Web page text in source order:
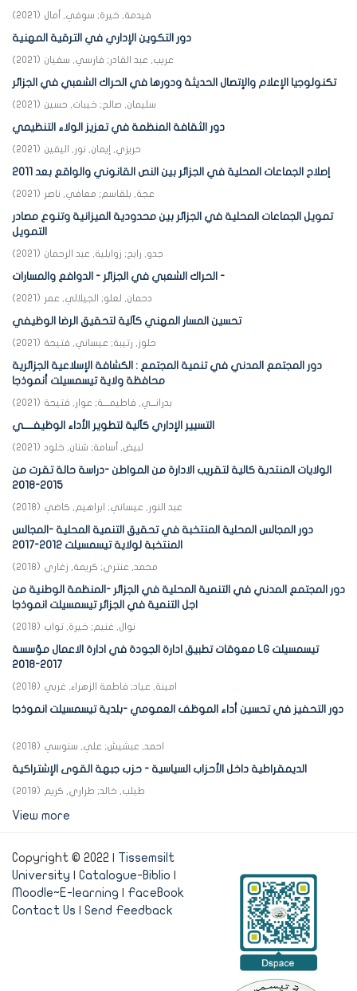
فيدمة, خيرة; سوفي, أمال (
2021
)
دور التكوين الإداري في الترقية المهنية
عريب, عبد القادر ; فارسي, سفيان (
2021
)
تكنولوجيا الإعلام والإتصال الحديثة ودورها في الحراك الشعبي في الجزائر
سليمان, صالح ; خيبات, حسين (
2021
)
دور الثقافة المنظمة في تعزيز الولاء التنظيمي
حريزي, إيمان, نور, اليقين (
2021
)
إصلاح الجماعات المحلية في الجزائر بين النص القانوني والواقع بعد 2011
عجة, بلقاسم ; معافي, ناصر (
2021
)
تمويل الجماعات المحلية في الجزائر بين محدودية الميزانية وتنوع مصادر
التمويل
جدو, رابح ; زوابلية, عبد الرحمان (
2021
)
الحراك الشعبي في الجزائر - الدوافع والمسارات -
دحمان, لعلو; الجيلالي, عمر (
2021
)
تحسين المسار المهني كآلية لتحقيق الرضا الوظيفي
حلوز, رتيبة; عيساني, فتيحة (
2021
)
دور المجتمع المدني في تنمية المجتمع : الكشافة الإسلاعية الجزائرية
محافظة ولاية تيسمسيلت أنموذجا
بدرانـــي, فاطيمــــة; عوار, فتيحة (
2021
)
التسيير الإداري كآلية لتطوير الأداء الوظيفــــي
لبيض, أسامة; شنان, خلود (
2021
)
الولايات المنتدبة كالية لتقريب الادارة من المواطن -دراسة حالة تقرت من
2015-2018
عبد النور, عيساني; ابراهيم, كاضي (
2018
)
دور المجالس المحلية المنتخبة في تحقيق التنمية المحلية -المجالس
المنتخبة لولاية تيسمسيلت 2012-2017
محمد, عنتري; كريمة, زغاري (
2018
)
دور المجتمع المدني في التنمية المحلية في الجزائر -المنظمة الوطنية من
اجل التنمية في الجزائر تيسمسيلت انموذجا
نوال, غنيم ; خيرة, تواب (
2018
)
معوقات تطبيق ادارة الجودة في ادارة الاعمال مؤسسة LG تيسمسيلت
2017-2018
امينة, عياد; فاطمة الزهراء, غربي (
2018
)
دور التحفيز في تحسين أداء الموظف العمومي -بلدية تيسمسيلت انموذجا
احمد, عبشيش; علي, سنوسي (
2018
)
الديمقراطية داخل الأحزاب السياسية - حزب جبهة القوى الإشتراكية
طيلب, خالد; طراري, كريم (
2019
)
View more
Copyright © 2022 | Tissemsilt
University
Catalogue-Biblio
Moodle~E-learning
FaceBook
Contact Us
Send Feedback